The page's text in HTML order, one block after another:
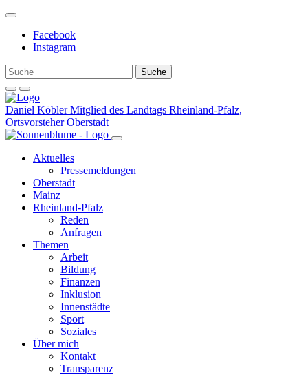
Weiter
Inhalt
Facebook
Instagram
Daniel KöblerMitglied des Landtags Rheinland-Pfalz,
Ortsvorsteher Oberstadt
Aktuelles
Pressemeldungen
Oberstadt
Mainz
Rheinland-Pfalz
Reden
Anfragen
Themen
Arbeit
Bildung
Finanzen
Inklusion
Innenstädte
Sport
Soziales
Über mich
Kontakt
Transparenz